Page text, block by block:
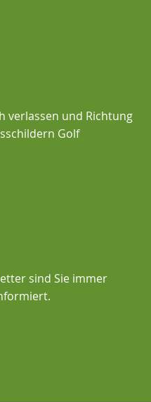
verlassen und Richtung
Golf
sind Sie immer